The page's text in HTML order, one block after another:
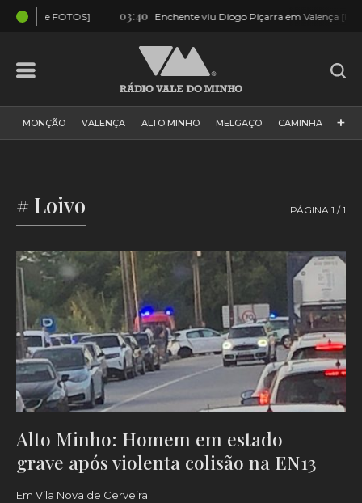
03:40 Enchente viu Diogo Piçarra em Valença [FOTOS]
MONÇÃO VALENÇA ALTO MINHO MELGAÇO CAMINHA
VALE DO MINHO MINHO MUNDO ESPANHA NORTE
VILA PRAIA DE ÂNCORA
+
# Loivo PÁGINA 1 / 1
Alto Minho: Homem em estado
grave após violenta colisão na EN13
Em Vila Nova de Cerveira.